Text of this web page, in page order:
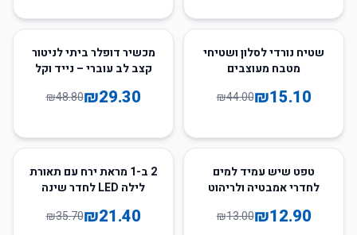
66
שטיח נורדי לסלון ושטיחי
מטבח מעוצבים
ועיצובים
₪15.10
₪44.00
40%מכשיר דופלר ביתי לניטור
קצב לב עוברי – נייד וקל
₪29.30
₪48.80
טפט שיש עמיד למים
לחדרי אמבטיה ולריהוט
₪12.90
₪13.00
40%
2 ב-1 מראת ירח עם תאורת
לילה LED לחדר שינה
₪21.40
₪35.70